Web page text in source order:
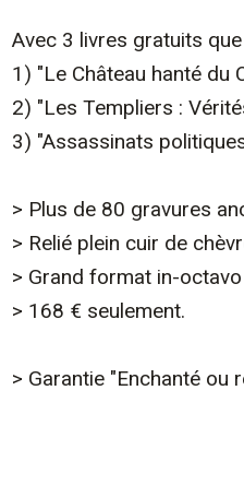
Avec 3 livres gratuits
1) "Le Château hanté du
2) "Les Templiers :
3) "Assassinats
> Plus de 80 gravures
> Relié plein cuir de
> Grand format in-
> 168 € seulement.
> Garantie "Enchanté ou